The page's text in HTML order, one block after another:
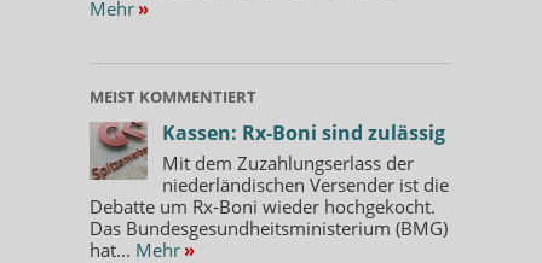
Mehr »
MEIST KOMMENTIERT
Kassen: Rx-Boni sind zulässig
Mit dem Zuzahlungserlass der
niederländischen Versender ist die
Debatte um Rx-Boni wieder hochgekocht.
Das Bundesgesundheitsministerium (BMG)
hat... Mehr »